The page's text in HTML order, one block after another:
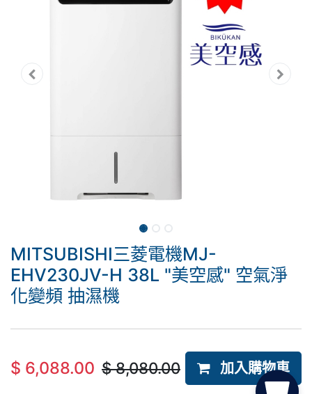
MITSUBISHI三菱電機MJ-
EHV230JV-H 38L "美空感" 空氣淨
化變頻 抽濕機
$ 6,088.00 $8,080.00 加入購物車